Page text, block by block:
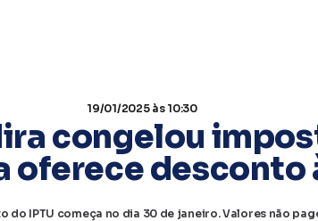
19/01/2025às 10:30
congelou
oferece desconto
do IPTU começa no dia 30 de janeiro. Valores não